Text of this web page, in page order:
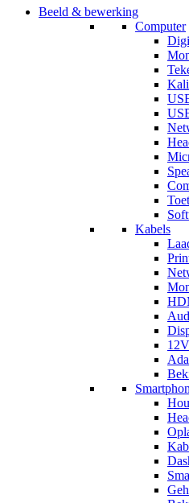
Beeld & bewerking
Computer
Kabels